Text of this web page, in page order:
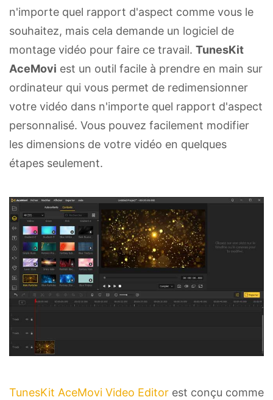
n'importe quel rapport d'aspect comme vous le
souhaitez, mais cela demande un logiciel de
montage vidéo pour faire ce travail. TunesKit
AceMovi est un outil facile à prendre en main sur
ordinateur qui vous permet de redimensionner
votre vidéo dans n'importe quel rapport d'aspect
personnalisé. Vous pouvez facilement modifier
les dimensions de votre vidéo en quelques
étapes seulement.
TunesKit AceMovi Video Editor est conçu comme